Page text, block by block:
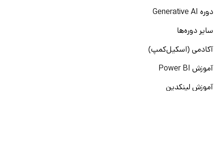
دوره Generative AI
سایر دوره‌ها
آکادمی (اسکیل‌کمپ)
آموزش Power BI
آموزش لینکدین